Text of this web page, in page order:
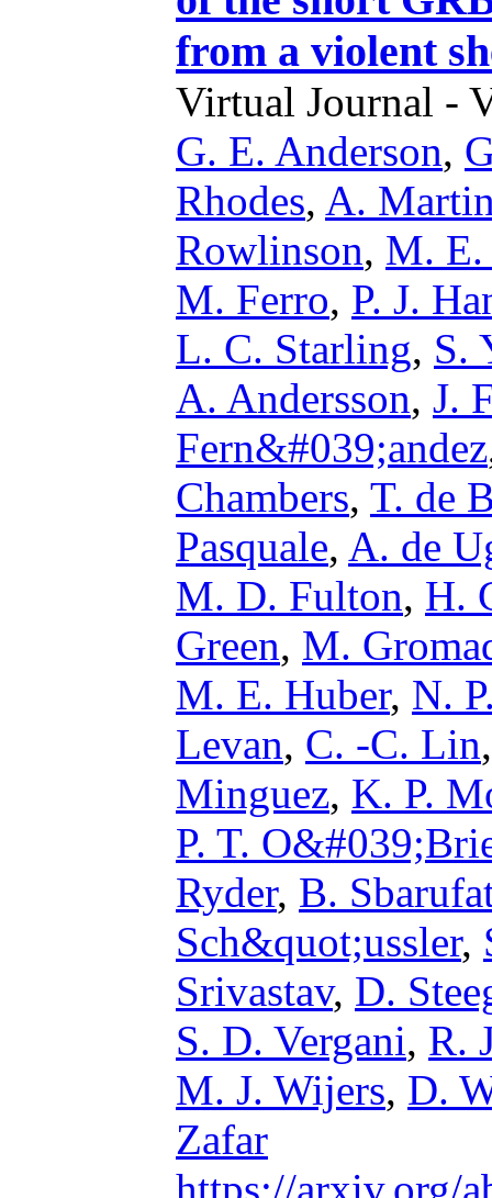
from a violent
Virtual Journal -
G. E. Anderson,
Rhodes, A.
Rowlinson, M.
M. Ferro, P. J.
L. C. Starling, S.
A. Andersson, J.
Fern&#039;andez
Chambers, T. de
Pasquale, A. de
M. D. Fulton, H.
Green, M.
M. E. Huber, N.
Levan, C. -C. Lin
Minguez, K. P.
P. T.
Ryder, B.
Sch&quot;ussler,
Srivastav, D.
S. D. Vergani, R.
M. J. Wijers, D.
Zafar